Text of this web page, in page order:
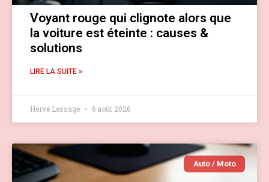
Voyant rouge qui clignote alors que
la voiture est éteinte : causes &
solutions
LIRE LA SUITE »
Hervé Lessage 6 août 2026
Auto / Moto